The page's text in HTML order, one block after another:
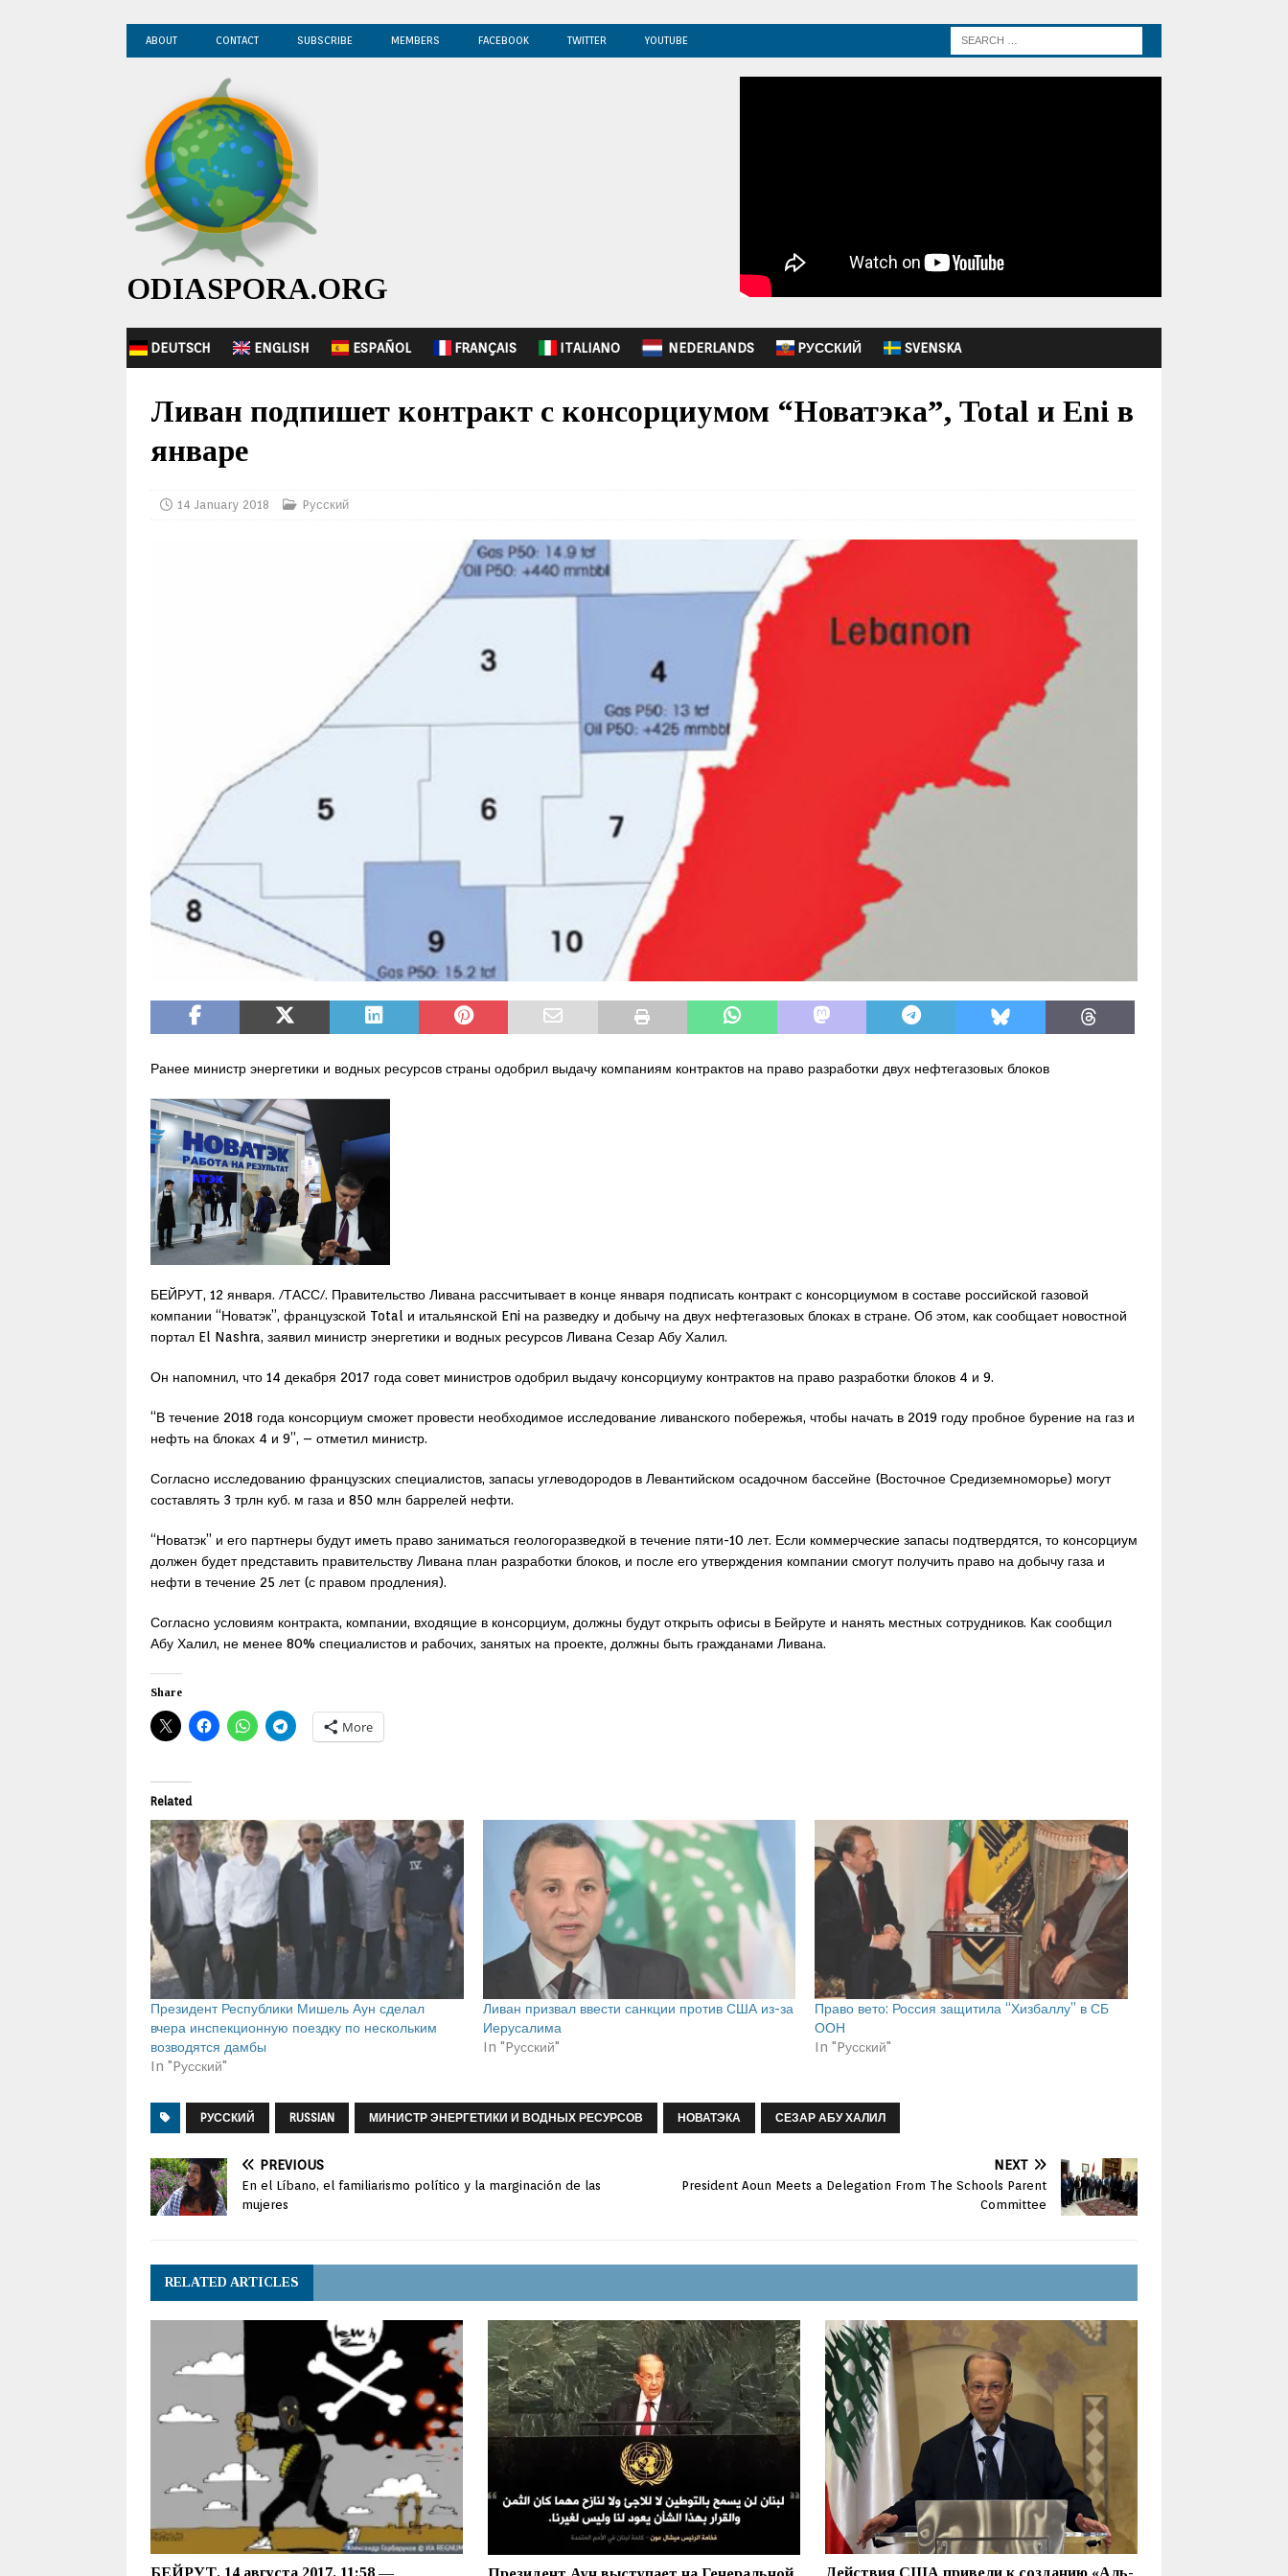
ABOUT CONTACT SUBSCRIBE MEMBERS FACEBOOK TWITTER YOUTUBE
ODIASPORA.ORG
DEUTSCH ENGLISH ESPAÑOL FRANÇAIS ITALIANO NEDERLANDS PУССКИЙ SVENSKA
Ливан подпишет контракт с консорциумом “Новатэка”, Total и Eni в
январе
14 January 2018 Pусский
Ранее министр энергетики и водных ресурсов страны одобрил выдачу компаниям контрактов на право разработки двух нефтегазовых блоков
БЕЙРУТ, 12 января. /ТАСС/. Правительство Ливана рассчитывает в конце января подписать контракт с консорциумом в составе российской газовой
компании “Новатэк”, французской Total и итальянской Eni на разведку и добычу на двух нефтегазовых блоках в стране. Об этом, как сообщает новостной
портал El Nashra, заявил министр энергетики и водных ресурсов Ливана Сезар Абу Халил.
Он напомнил, что 14 декабря 2017 года совет министров одобрил выдачу консорциуму контрактов на право разработки блоков 4 и 9.
“В течение 2018 года консорциум сможет провести необходимое исследование ливанского побережья, чтобы начать в 2019 году пробное бурение на газ и
нефть на блоках 4 и 9”, – отметил министр.
Согласно исследованию французских специалистов, запасы углеводородов в Левантийском осадочном бассейне (Восточное Средиземноморье) могут
составлять 3 трлн куб. м газа и 850 млн баррелей нефти.
“Новатэк” и его партнеры будут иметь право заниматься геологоразведкой в течение пяти-10 лет. Если коммерческие запасы подтвердятся, то консорциум
должен будет представить правительству Ливана план разработки блоков, и после его утверждения компании смогут получить право на добычу газа и
нефти в течение 25 лет (с правом продления).
Согласно условиям контракта, компании, входящие в консорциум, должны будут открыть офисы в Бейруте и нанять местных сотрудников. Как сообщил
Абу Халил, не менее 80% специалистов и рабочих, занятых на проекте, должны быть гражданами Ливана.
Share
More
Related
Президент Республики Мишель Аун сделал
вчера инспекционную поездку по нескольким
возводятся дамбы
In "Pусский"
Ливан призвал ввести санкции против США из-за
Иерусалима
In "Pусский"
Право вето: Россия защитила “Хизбаллу” в СБ
ООН
In "Pусский"
PУССКИЙ RUSSIAN МИНИСТР ЭНЕРГЕТИКИ И ВОДНЫХ РЕСУРСОВ НОВАТЭКА СЕЗАР АБУ ХАЛИЛ
PREVIOUS
En el Líbano, el familiarismo político y la marginación de las
mujeres
NEXT
President Aoun Meets a Delegation From The Schools Parent
Committee
RELATED ARTICLES
БЕЙРУТ, 14 августа 2017, 11:58 —